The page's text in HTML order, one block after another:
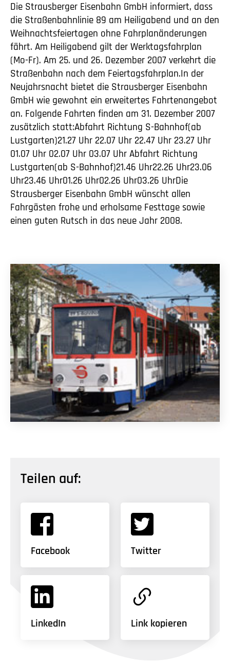
Die Strausberger Eisenbahn GmbH informiert, dass
die Straßenbahnlinie 89 am Heiligabend und an den
Weihnachtsfeiertagen ohne Fahrplanänderungen
fährt. Am Heiligabend gilt der Werktagsfahrplan
(Mo-Fr). Am 25. und 26. Dezember 2007 verkehrt die
Straßenbahn nach dem Feiertagsfahrplan.In der
Neujahrsnacht bietet die Strausberger Eisenbahn
GmbH wie gewohnt ein erweitertes Fahrtenangebot
an. Folgende Fahrten finden am 31. Dezember 2007
zusätzlich statt:Abfahrt Richtung S-Bahnhof(ab
Lustgarten)21.27 Uhr 22.07 Uhr 22.47 Uhr 23.27 Uhr
01.07 Uhr 02.07 Uhr 03.07 Uhr Abfahrt Richtung
Lustgarten(ab S-Bahnhof)21.46 Uhr22.26 Uhr23.06
Uhr23.46 Uhr01.26 Uhr02.26 Uhr03.26 UhrDie
Strausberger Eisenbahn GmbH wünscht allen
Fahrgästen frohe und erholsame Festtage sowie
einen guten Rutsch in das neue Jahr 2008.
Teilen auf:
Facebook Twitter
LinkedIn Link kopieren